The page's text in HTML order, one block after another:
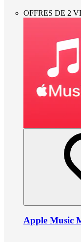
OFFRES DE 2
Apple Music